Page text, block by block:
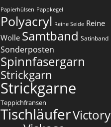
Papierhülsen Pappkegel
Polyacryl Reine Seide Reine
Wolle Samtband Satinband
Sonderposten
Spinnfasergarn
Strickgarn
Strickgarne
Teppichfransen
TischläuferVictory